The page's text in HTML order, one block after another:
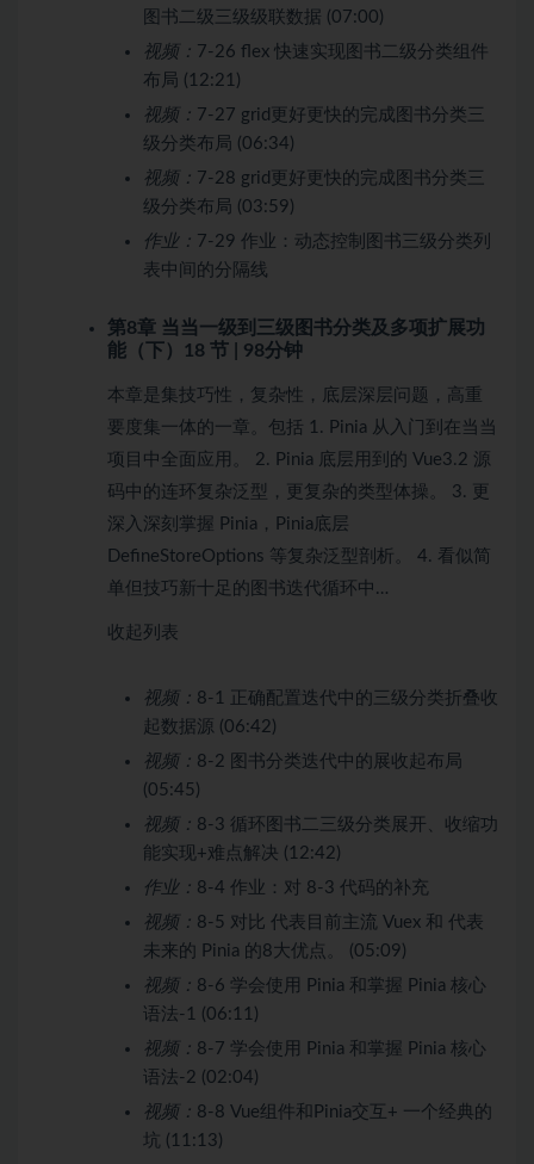
图书二级三级级联数据 (07:00)
视频： 7-26 flex 快速实现图书二级分类组件
布局 (12:21)
视频： 7-27 grid更好更快的完成图书分类三
级分类布局 (06:34)
视频： 7-28 grid更好更快的完成图书分类三
级分类布局 (03:59)
作业： 7-29 作业：动态控制图书三级分类列
表中间的分隔线
第8章 当当一级到三级图书分类及多项扩展功
能（下）
18 节 | 98分钟
本章是集技巧性，复杂性，底层深层问题，高重
要度集一体的一章。包括 1. Pinia 从入门到在当当
项目中全面应用。 2. Pinia 底层用到的 Vue3.2 源
码中的连环复杂泛型，更复杂的类型体操。 3. 更
深入深刻掌握 Pinia，Pinia底层
DefineStoreOptions 等复杂泛型剖析。 4. 看似简
单但技巧新十足的图书迭代循环中…
收起列表
视频： 8-1 正确配置迭代中的三级分类折叠收
起数据源 (06:42)
视频： 8-2 图书分类迭代中的展收起布局
(05:45)
视频： 8-3 循环图书二三级分类展开、收缩功
能实现+难点解决 (12:42)
作业： 8-4 作业：对 8-3 代码的补充
视频： 8-5 对比 代表目前主流 Vuex 和 代表
未来的 Pinia 的8大优点。 (05:09)
视频： 8-6 学会使用 Pinia 和掌握 Pinia 核心
语法-1 (06:11)
视频： 8-7 学会使用 Pinia 和掌握 Pinia 核心
语法-2 (02:04)
视频： 8-8 Vue组件和Pinia交互+ 一个经典的
坑 (11:13)